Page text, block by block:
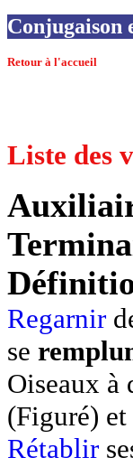
Retour à l'accueil
Liste des
Regarnir
se
Oiseaux à
(Figuré)
Rétablir